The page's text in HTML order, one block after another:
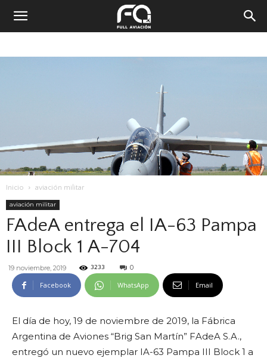
Inicio aviación militar
aviación militar
FAdeA entrega el IA-63 Pampa
III Block 1 A-704
19 noviembre, 2019 3233 0
Facebook WhatsApp Email
El día de hoy, 19 de noviembre de 2019, la Fábrica
Argentina de Aviones “Brig San Martín” FAdeA S.A.,
entregó un nuevo ejemplar IA-63 Pampa III Block 1 a